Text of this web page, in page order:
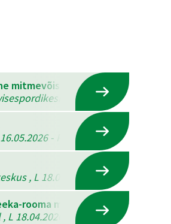
mitmevõistlus
, K 22.07.2026 - N
- P 17.05.2026
, L 18.04.2026 - P 19.04.2026
rooma maadluses,
18.04.2026